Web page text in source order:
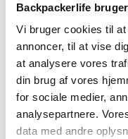
Backpackerlife
Vi bruger cookies til
annoncer, til at vise
at analysere vores
din brug af vores
for sociale medier,
analysepartnere.
data med andre
Highlanders Merlin
cm. Kniven kan foldes
behøver derfor ikke
skade på dit indhold i
kniven vil ikke give
er lavet i polyamid, der